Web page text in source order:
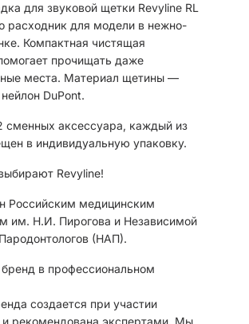
для звуковой щетки Revyline RL
расходник для модели в нежно-
Компактная чистящая
прочищать даже
места. Материал щетины —
DuPont.
сменных аксессуара, каждый из
в индивидуальную упаковку.
Revyline!
Российским медицинским
им. Н.И. Пирогова и Независимой
(НАП).
в профессиональном
создается при участии
и рекомендована экспертами. Мы